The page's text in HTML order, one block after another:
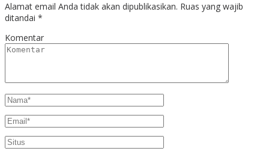
Alamat email Anda tidak akan dipublikasikan. Ruas yang wajib
ditandai *
Komentar